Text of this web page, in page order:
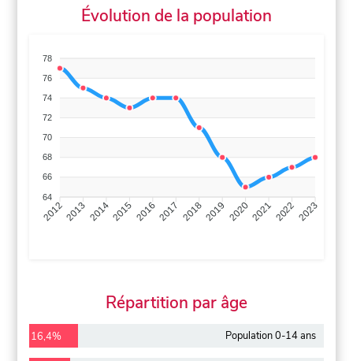
Évolution de la population
78
76
74
72
70
68
66
64
20122013 20142015 20162017 20182019 20202021 2022 2023
Répartition par âge
16,4% Population 0-14 ans